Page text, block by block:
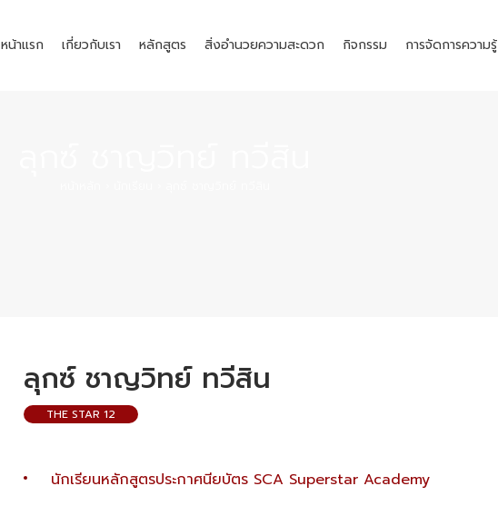
หน้าแรก เกี่ยวกับเรา หลักสูตร สิ่งอำนวยความสะดวก กิจกรรม การจัดการความรู้
ลุกซ์ ชาญวิทย์ ทวีสิน
THE STAR 12
นักเรียนหลักสูตรประกาศนียบัตร SCA Superstar Academy